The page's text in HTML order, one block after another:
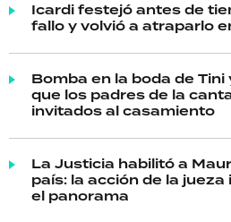
Icardi festejó antes de
fallo y volvió a atraparlo
Bomba en la boda de
que los padres de la
invitados al casamiento
La Justicia habilitó a
país: la acción de la
el panorama